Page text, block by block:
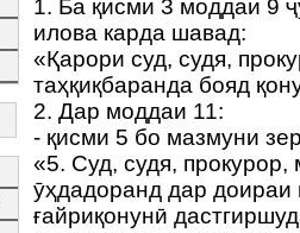
1. Ба қисми 3 моддаи 9
илова карда шавад:
«Қарори суд, судя,
таҳқиқбаранда бояд
2. Дар моддаи 11:
- қисми 5 бо мазмуни
«5. Суд, судя,
ӯҳдадоранд дар доираи
ғайриқонунӣ